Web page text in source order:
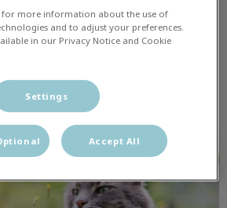
stofzuiger
Leonie: Morris en de stofzuiger.
over
for more information about the use of
and to adjust your preferences.
in our Privacy Notice and Cookie
Settings
Accept All